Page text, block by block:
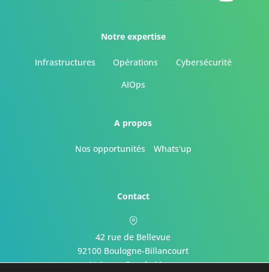
Notre expertise
Infrastructures Opérations
Cybersécurité
AIOps
A propos
Nos opportunités Whats'up
Contact
42 rue de Bellevue
92100 Boulogne-Billancourt
Voir sur Google Maps